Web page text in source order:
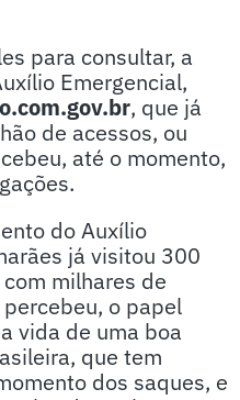
para consultar, a
Emergencial,
, que já
de acessos, ou
até o momento,
do Auxílio
já visitou 300
milhares de
o papel
vida de uma boa
que tem
dos saques, e